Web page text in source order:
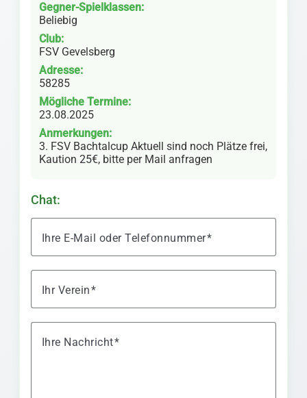
Gegner-Spielklassen:
Beliebig
Club:
FSV Gevelsberg
Adresse:
58285
Mögliche Termine:
23.08.2025
Anmerkungen:
3. FSV Bachtalcup Aktuell sind noch Plätze frei,
Kaution 25€, bitte per Mail anfragen
Chat:
Ihre E-Mail oder Telefonnummer
Ihr Verein
Ihre Nachricht